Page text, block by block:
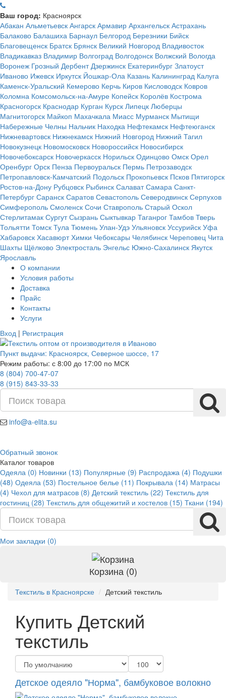
Ваш город: Красноярск
Абакан Альметьевск Ангарск Армавир Архангельск Астрахань
Балаково Балашиха Барнаул Белгород Березники Бийск
Благовещенск Братск Брянск Великий Новгород Владивосток
Владикавказ Владимир Волгоград Волгодонск Волжский Вологда
Воронеж Грозный Дербент Дзержинск Екатеринбург Златоуст
Иваново Ижевск Иркутск Йошкар-Ола Казань Калининград Калуга
Каменск-Уральский Кемерово Керчь Киров Кисловодск Ковров
Коломна Комсомольск-на-Амуре Копейск Королёв Кострома
Красногорск Краснодар Курган Курск Липецк Люберцы
Магнитогорск Майкоп Махачкала Миасс Мурманск Мытищи
Набережные Челны Нальчик Находка Нефтекамск Нефтеюганск
Нижневартовск Нижнекамск Нижний Новгород Нижний Тагил
Новокузнецк Новомосковск Новороссийск Новосибирск
Новочебоксарск Новочеркасск Норильск Одинцово Омск Орел
Оренбург Орск Пенза Первоуральск Пермь Петрозаводск
Петропавловск-Камчатский Подольск Прокопьевск Псков Пятигорск
Ростов-на-Дону Рубцовск Рыбинск Салават Самара Санкт-
Петербург Саранск Саратов Севастополь Северодвинск Серпухов
Симферополь Смоленск Сочи Ставрополь Старый Оскол
Стерлитамак Сургут Сызрань Сыктывкар Таганрог Тамбов Тверь
Тольятти Томск Тула Тюмень Улан-Удэ Ульяновск Уссурийск Уфа
Хабаровск Хасавюрт Химки Чебоксары Челябинск Череповец Чита
Шахты Щёлково Электросталь Энгельс Южно-Сахалинск Якутск
Ярославль
О компании
Условия работы
Доставка
Прайс
Контакты
Услуги
Вход | Регистрация
Пункт выдачи: Красноярск, Северное шоссе, 17
Режим работы: с 8:00 до 17:00 по МСК
8 (804) 700-47-07
8 (915) 843-33-33
info@a-elita.su
Обратный звонок
Каталог товаров
Одеяла (0) Новинки (13) Популярные (9) Распродажа (4) Подушки
(48) Одеяла (53) Постельное белье (11) Покрывала (14) Матрасы
(4) Чехол для матрасов (8) Детский текстиль (22) Текстиль для
гостиниц (28) Текстиль для общежитий и хостелов (15) Ткани (194)
Мои закладки (0)
Корзина (0)
Текстиль в Красноярске Детский текстиль
Купить Детский
текстиль
Детское одеяло "Норма", бамбуковое волокно